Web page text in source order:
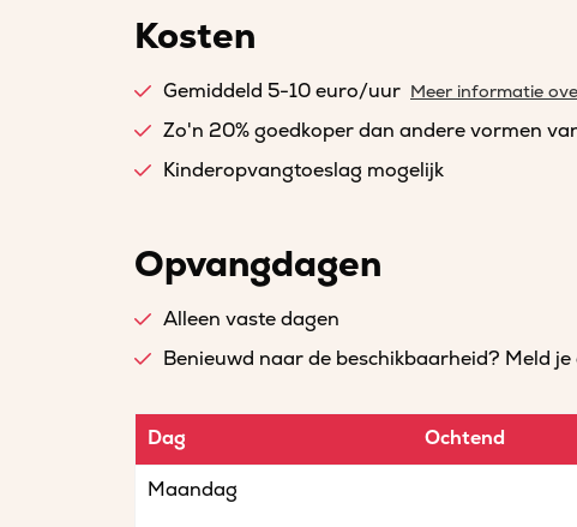
Kosten
Gemiddeld 5-10 euro/uur Meer informatie
Zo'n 20% goedkoper dan andere vormen
Kinderopvangtoeslag mogelijk
Opvangdagen
Alleen vaste dagen
Benieuwd naar de beschikbaarheid? Meld
Dag Ochtend
Maandag